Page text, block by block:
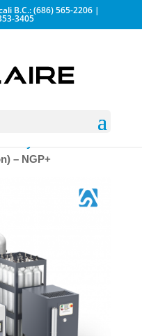
B.C.: (686) 565-2206 |
3405
– NGP+